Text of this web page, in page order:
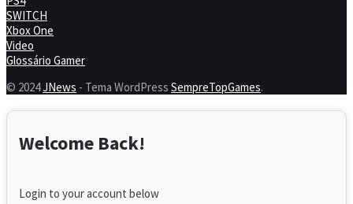
SWITCH
Xbox One
Video
Glossário Gamer
© 2024JNews - Tema WordPress SempreTopGames.
Welcome Back!
Login to your account below